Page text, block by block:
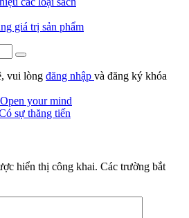
giá trị sản phẩm
vui lòng đăng nhập và đăng ký khóa
your mind
sự thăng tiến
hiển thị công khai. Các trường bắt